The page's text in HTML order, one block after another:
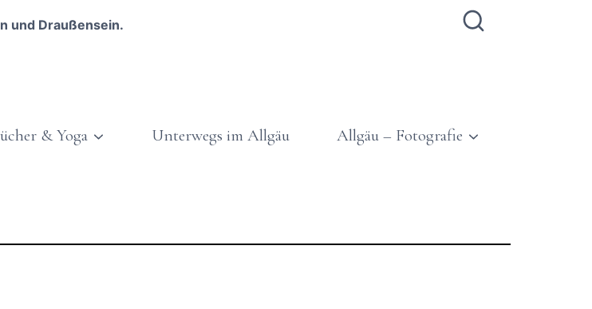
und Draußensein.
& Yoga Unterwegs im Allgäu Allgäu – Fotografie